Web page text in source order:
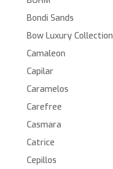
Bondi Sands
Bow Luxury Collection
Camaleon
Capilar
Caramelos
Carefree
Casmara
Catrice
Cepillos